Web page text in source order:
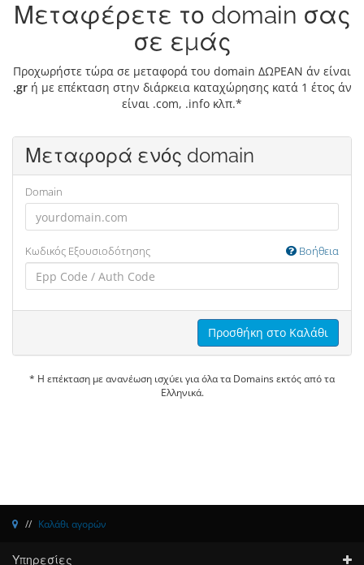
Μεταφέρετε το domain σας
σε εμάς
Προχωρήστε τώρα σε μεταφορά του domain ΔΩΡΕΑΝ άν είναι
.grή με επέκταση στην διάρκεια καταχώρησης κατά 1 έτος άν
είναι .com, .info κλπ.*
Μεταφορά ενός domain
Domain
Κωδικός Εξουσιοδότησης Βοήθεια
Προσθήκη στο Καλάθι
* Η επέκταση με ανανέωση ισχύει για όλα τα Domains εκτός από τα
Ελληνικά.
Καλάθι αγορών
Υπηρεσίες